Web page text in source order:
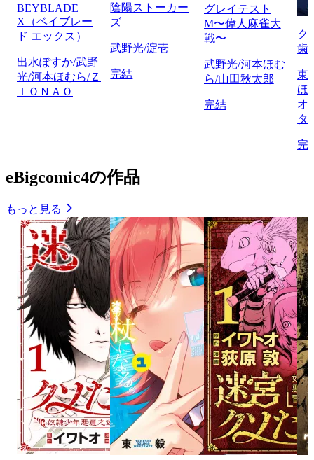
BEYBLADE
X（ベイブレー
ド エックス）
出水ぽすか/武野
光/河本ほむら/Ｚ
ＩＯＮＡＯ
陰陽ストーカー
ズ
武野光/淀壱
完結
グレイテスト
M〜偉人麻雀大
戦〜
武野光/河本ほむ
ら/山田秋太郎
完結
ク
歯
東
ほ
オ
タ
完
eBigcomic4の作品
もっと見る